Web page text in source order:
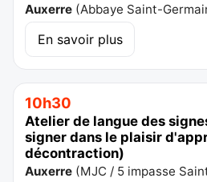
Auxerre (Abbaye Saint-
En savoir plus
10h30
Atelier de langue des
signer dans le plaisir
décontraction)
Auxerre (MJC / 5 impasse